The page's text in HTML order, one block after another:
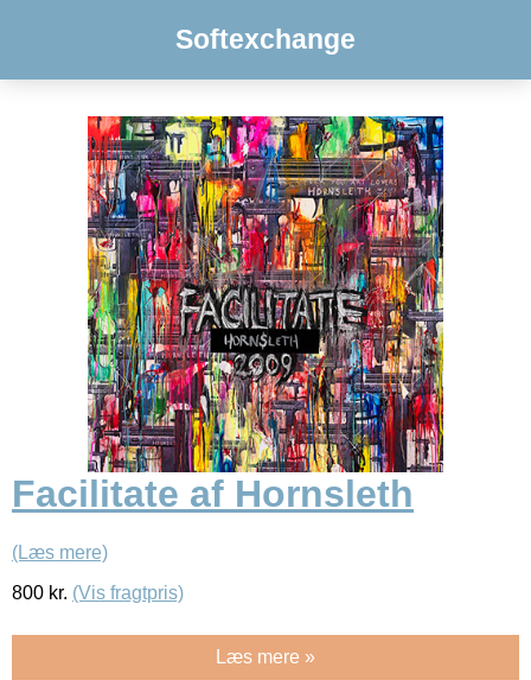
Softexchange
Facilitate af Hornsleth
(Læs mere)
800 kr. (Vis fragtpris)
Læs mere »